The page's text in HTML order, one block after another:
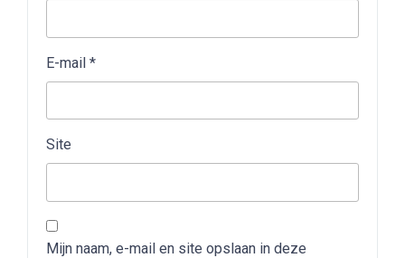
E-mail *
Site
Mijn naam, e-mail en site opslaan in deze